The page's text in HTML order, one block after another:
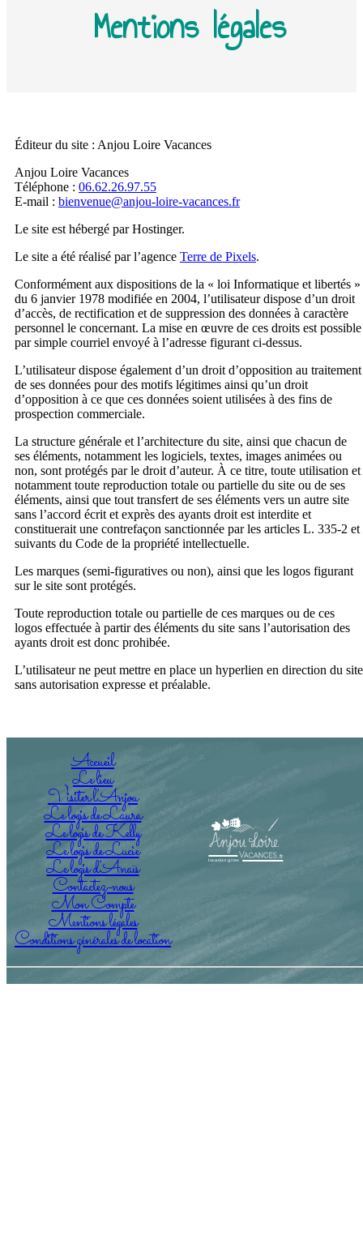
Mentions légales
Éditeur du site : Anjou Loire Vacances
Anjou Loire Vacances
Téléphone : 06.62.26.97.55
E-mail : bienvenue@anjou-loire-vacances.fr
Le site est hébergé par Hostinger.
Le site a été réalisé par l’agence Terre de Pixels.
Conformément aux dispositions de la « loi Informatique et libertés »
du 6 janvier 1978 modifiée en 2004, l’utilisateur dispose d’un droit
d’accès, de rectification et de suppression des données à caractère
personnel le concernant. La mise en œuvre de ces droits est possible
par simple courriel envoyé à l’adresse figurant ci-dessus.
L’utilisateur dispose également d’un droit d’opposition au traitement
de ses données pour des motifs légitimes ainsi qu’un droit
d’opposition à ce que ces données soient utilisées à des fins de
prospection commerciale.
La structure générale et l’architecture du site, ainsi que chacun de
ses éléments, notamment les logiciels, textes, images animées ou
non, sont protégés par le droit d’auteur. À ce titre, toute utilisation et
notamment toute reproduction totale ou partielle du site ou de ses
éléments, ainsi que tout transfert de ses éléments vers un autre site
sans l’accord écrit et exprès des ayants droit est interdite et
constituerait une contrefaçon sanctionnée par les articles L. 335-2 et
suivants du Code de la propriété intellectuelle.
Les marques (semi-figuratives ou non), ainsi que les logos figurant
sur le site sont protégés.
Toute reproduction totale ou partielle de ces marques ou de ces
logos effectuée à partir des éléments du site sans l’autorisation des
ayants droit est donc prohibée.
L’utilisateur ne peut mettre en place un hyperlien en direction du site
sans autorisation expresse et préalable.
Accueil
Le lieu
Visiter l’Anjou
Le logis de Laura
Le logis de Kelly
Le logis de Lucie
Le logis d’Anaïs
Contactez-nous
Mon Compte
Mentions légales
Conditions générales de location